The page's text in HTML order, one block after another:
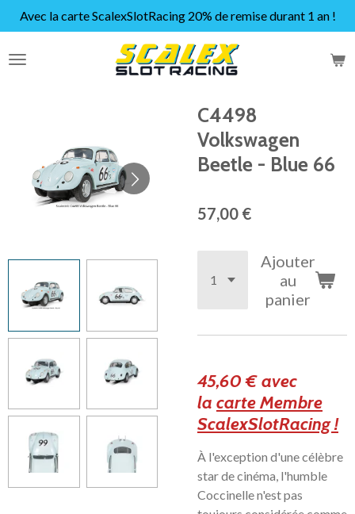
Passer
au
contenu
Avec la carte ScalexSlotRacing 20% de remise durant 1 an !
C4498
Volkswagen
Beetle - Blue 66
57,00 €
Ajouter
au
panier
45,60 € avec
la carte Membre
ScalexSlotRacing !
À l'exception d'une célèbre
star de cinéma, l'humble
Coccinelle n'est pas